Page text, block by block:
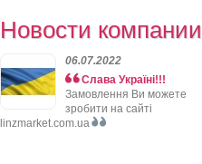
Новости компании
06.07.2022
Слава Україні!!!
Замовлення Ви можете
зробити на сайті
linzmarket.com.ua